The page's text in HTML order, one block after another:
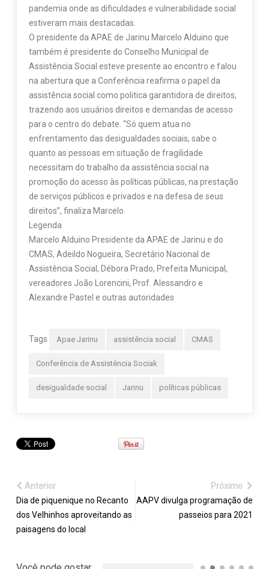
pandemia onde as dificuldades e vulnerabilidade social
estiveram mais destacadas.
O presidente da APAE de Jarinu Marcelo Alduino que
também é presidente do Conselho Municipal de
Assistência Social esteve presente ao encontro e falou
na abertura que a Conferência reafirma o papel da
assistência social como politica garantidora de direitos,
trazendo aos usuários direitos e demandas de acesso
para o centro do debate. “Só quem atua no
enfrentamento das desigualdades sociais, sabe o
quanto as pessoas em situação de fragilidade
necessitam do trabalho da assistência social na
promoção do acesso às políticas públicas, na prestação
de serviços públicos e privados e na defesa de seus
direitos”, finaliza Marcelo.
Legenda
Marcelo Alduino Presidente da APAE de Jarinu e do
CMAS, Adeildo Nogueira, Secretário Nacional de
Assistência Social, Débora Prado, Prefeita Municipal,
vereadores João Lorencini, Prof. Alessandro e
Alexandre Pastel e outras autoridades
Tags Apae Jarinu assistência social CMAS
Conferência de Assistência Sociak
desigualdade social Jarinu políticas públicas
Anterior
Dia de piquenique no Recanto
dos Velhinhos aproveitando as
paisagens do local
Próximo
AAPV divulga programação de
passeios para 2021